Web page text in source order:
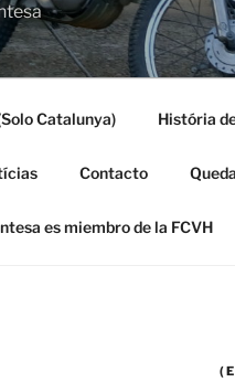
Catalunya) História
Contacto
es miembro de la FCVH